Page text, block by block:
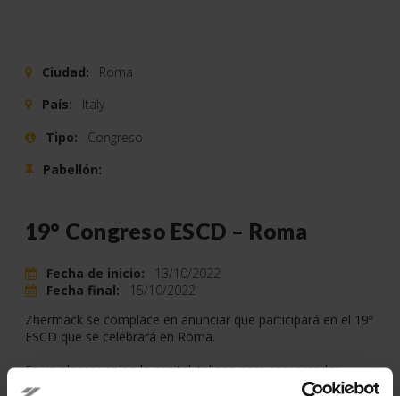
Ciudad:
Roma
País:
Italy
Tipo:
Congreso
Pabellón:
19° Congreso ESCD – Roma
Fecha de inicio:
13/10/2022
Fecha final:
15/10/2022
Zhermack se complace en anunciar que participará en el 19º
ESCD que se celebrará en Roma.
Es un placer venir a la capital italiana para comprender
cuáles son las últimas informaciones científicas en el mundo